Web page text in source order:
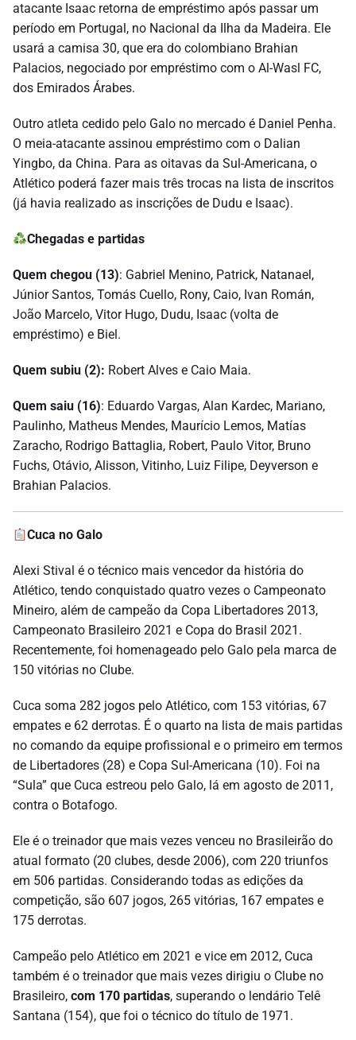
atacante Isaac retorna de empréstimo após passar um
período em Portugal, no Nacional da Ilha da Madeira. Ele
usará a camisa 30, que era do colombiano Brahian
Palacios, negociado por empréstimo com o Al-Wasl FC,
dos Emirados Árabes.
Outro atleta cedido pelo Galo no mercado é Daniel Penha.
O meia-atacante assinou empréstimo com o Dalian
Yingbo, da China. Para as oitavas da Sul-Americana, o
Atlético poderá fazer mais três trocas na lista de inscritos
(já havia realizado as inscrições de Dudu e Isaac).
Chegadas e partidas
Quem chegou (13): Gabriel Menino, Patrick, Natanael,
Júnior Santos, Tomás Cuello, Rony, Caio, Ivan Román,
João Marcelo, Vitor Hugo, Dudu, Isaac (volta de
empréstimo) e Biel.
Quem subiu (2): Robert Alves e Caio Maia.
Quem saiu (16): Eduardo Vargas, Alan Kardec, Mariano,
Paulinho, Matheus Mendes, Maurício Lemos, Matías
Zaracho, Rodrigo Battaglia, Robert, Paulo Vitor, Bruno
Fuchs, Otávio, Alisson, Vitinho, Luiz Filipe, Deyverson e
Brahian Palacios.
Cuca no Galo
Alexi Stival é o técnico mais vencedor da história do
Atlético, tendo conquistado quatro vezes o Campeonato
Mineiro, além de campeão da Copa Libertadores 2013,
Campeonato Brasileiro 2021 e Copa do Brasil 2021.
Recentemente, foi homenageado pelo Galo pela marca de
150 vitórias no Clube.
Cuca soma 282 jogos pelo Atlético, com 153 vitórias, 67
empates e 62 derrotas. É o quarto na lista de mais partidas
no comando da equipe profissional e o primeiro em termos
de Libertadores (28) e Copa Sul-Americana (10). Foi na
“Sula” que Cuca estreou pelo Galo, lá em agosto de 2011,
contra o Botafogo.
Ele é o treinador que mais vezes venceu no Brasileirão do
atual formato (20 clubes, desde 2006), com 220 triunfos
em 506 partidas. Considerando todas as edições da
competição, são 607 jogos, 265 vitórias, 167 empates e
175 derrotas.
Campeão pelo Atlético em 2021 e vice em 2012, Cuca
também é o treinador que mais vezes dirigiu o Clube no
Brasileiro, com 170 partidas, superando o lendário Telê
Santana (154), que foi o técnico do título de 1971.